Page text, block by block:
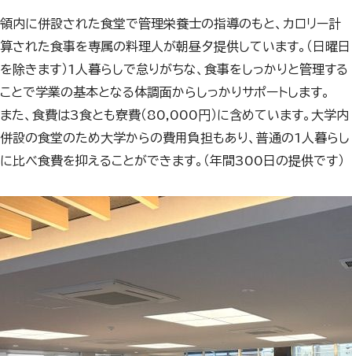
領内に併設された食堂で管理栄養士の指導のもと、カロリー計
算された食事を専属の料理人が朝昼夕提供しています。（日曜日
を除きます）1 人暮らしで怠りがちな、食事をしっかりと管理する
ことで学業の基本となる体調面からしっかりサポートします。
また、食費は3食とも寮費（ 80,000 円）に含めています。大学内
併設の食堂のため大学からの費用負担もあり、普通の1 人暮らし
に比べ食費を抑えることができます。（年間300 日の提供です）